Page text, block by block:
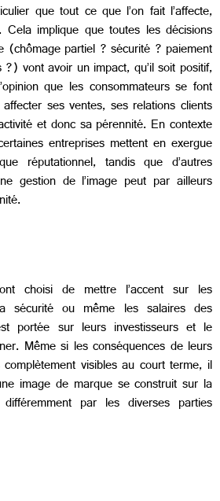
que tout ce que l’on fait l’affecte,
implique que toutes les décisions
(chômage partiel ? sécurité ? paiement
vont avoir un impact, qu’il soit positif,
que les consommateurs se font
ses ventes, ses relations clients
et donc sa pérennité. En contexte
entreprises mettent en exergue
réputationnel, tandis que d’autres
gestion de l’image peut par ailleurs
choisi de mettre l’accent sur les
sécurité ou même les salaires des
portée sur leurs investisseurs et le
Même si les conséquences de leurs
visibles au court terme, il
image de marque se construit sur la
par les diverses parties